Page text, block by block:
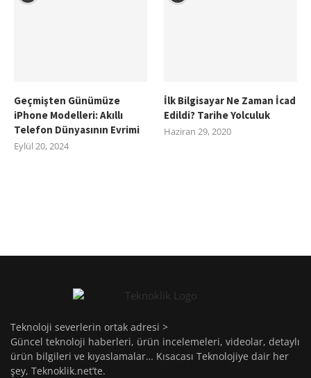
Geçmişten Günümüze
iPhone Modelleri: Akıllı
Telefon Dünyasının Evrimi
Eylül 20, 2024
İlk Bilgisayar Ne Zaman İcad
Edildi? Tarihe Yolculuk
Haziran 29, 2020
Teknoloji severlerin ortak adresi >
Güncel teknoloji haberleri, ürün incelemeleri, videolar, detaylı
ürün bilgileri ve kıyaslamalar… Kısacası Teknolojiye dair her
şey, Teknoklik.net’te.